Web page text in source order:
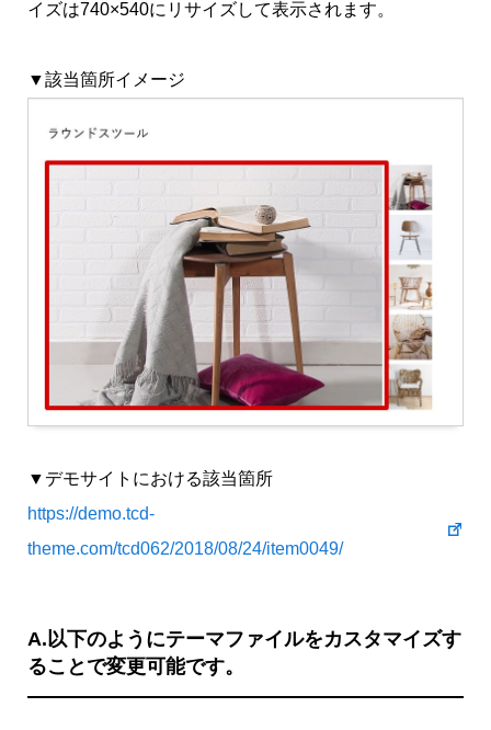
イズは740×540にリサイズして表示されます。
▼該当箇所イメージ
▼デモサイトにおける該当箇所
https://demo.tcd-
theme.com/tcd062/2018/08/24/item0049/
A.以下のようにテーマファイルをカスタマイズす
ることで変更可能です。